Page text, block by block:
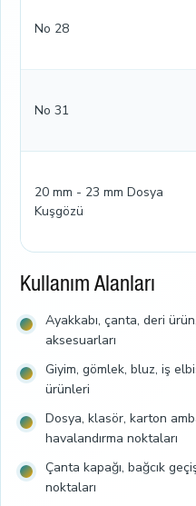
No 28
No 31
20 mm - 23 mm Dosya
Kuşgözü
Kullanım Alanları
Ayakkabı, çanta, deri
aksesuarları
Giyim, gömlek, bluz, iş
ürünleri
Dosya, klasör, karton
havalandırma noktaları
Çanta kapağı, bağcık
noktaları